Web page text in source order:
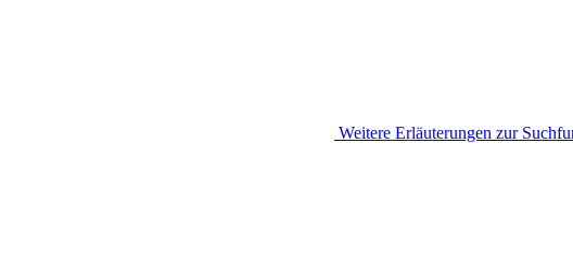
Weitere Erläuterungen zur